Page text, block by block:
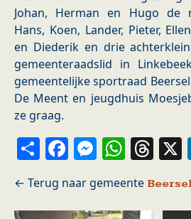
Johan, Herman en Hugo de
Hans, Koen, Lander, Pieter,
en Diederik en drie
gemeenteraadslid in
gemeentelijke sportraad
De Meent en jeugdhuis
ze graag.
ShareFacebook
Beersel